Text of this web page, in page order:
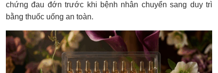
chứng đau đớn trước khi bệnh nhân chuyển sang duy trì
bằng thuốc uống an toàn.